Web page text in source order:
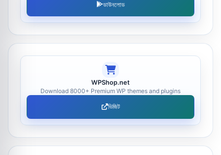
ডাউনলোড
WPShop.net
Download 8000+ Premium WP themes and plugins
ভিজিট